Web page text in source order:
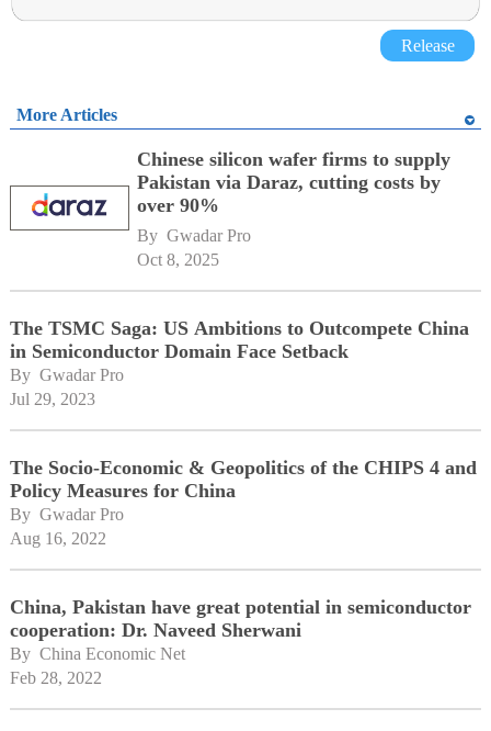
Release
More Articles
Chinese silicon wafer firms to supply
Pakistan via Daraz, cutting costs by
over 90%
By Gwadar Pro
Oct 8, 2025
The TSMC Saga: US Ambitions to Outcompete China
in Semiconductor Domain Face Setback
By Gwadar Pro
Jul 29, 2023
The Socio-Economic & Geopolitics of the CHIPS 4 and
Policy Measures for China
By Gwadar Pro
Aug 16, 2022
China, Pakistan have great potential in semiconductor
cooperation: Dr. Naveed Sherwani
By China Economic Net
Feb 28, 2022